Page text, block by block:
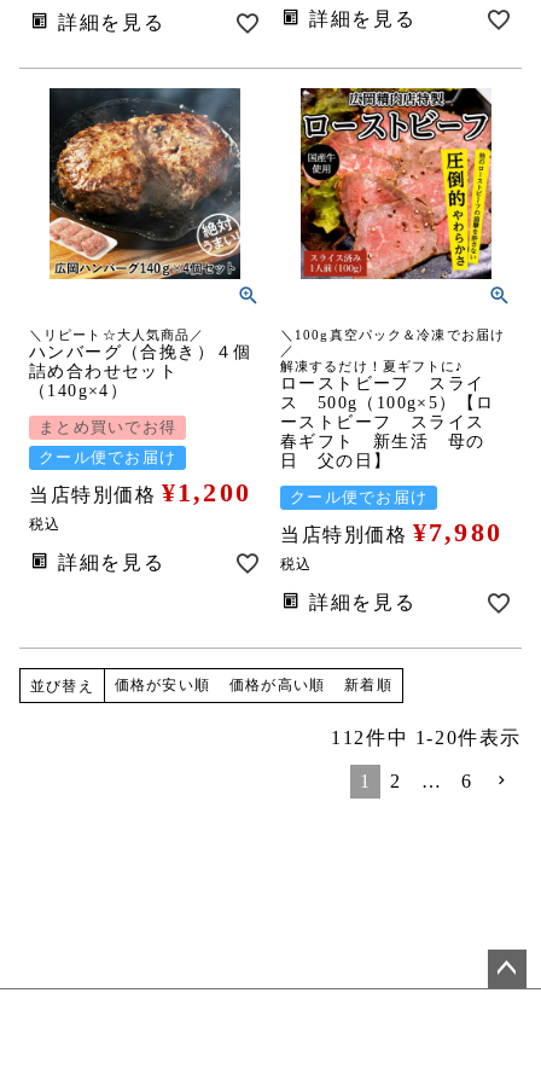
詳細を見る 詳細を見る
＼リピート☆大人気商品／
ハンバーグ（合挽き）４個
詰め合わせセット
（140g×4）
まとめ買いでお得
クール便でお届け
当店特別価格 ¥1,200
税込
詳細を見る
＼100g真空パック＆冷凍でお届け
／
解凍するだけ！夏ギフトに♪
ローストビーフ スライ
ス 500g（100g×5）【ロ
ーストビーフ スライス
春ギフト 新生活 母の
日 父の日】
クール便でお届け
当店特別価格 ¥7,980
税込
詳細を見る
並び替え 価格が安い順 価格が高い順 新着順
112件中 1-20件表示
1 2 … 6